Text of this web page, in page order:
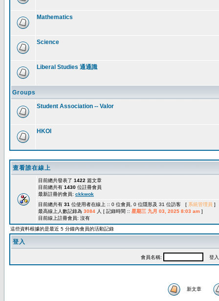
Mathematics
Science
Liberal Studies 通通識
Groups
Student Association -- Valor
HKOI
查看誰在線上
目前總共發表了 1422 篇文章
目前總共有 1430 位註冊會員
最新註冊的會員: ckkwok
目前總共有 31 位使用者在線上 :: 0 位會員, 0 位隱形及 31 位訪客 [ 系統管理員 ]
最高線上人數記錄為 3084 人 [ 記錄時間 :: 星期三 九月 03, 2025 8:03 am ]
目前線上註冊會員: 沒有
這些資料根據的是最近 5 分鐘內會員的活動記錄
登入
會員名稱: 登入
新文章